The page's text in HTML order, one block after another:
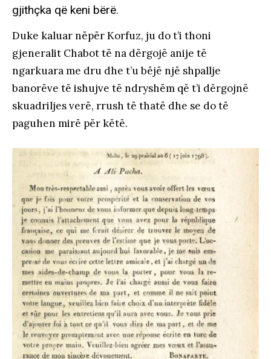
gjithçka që keni bërë.
Duke kaluar nëpër Korfuz, ju do t’i thoni
gjeneralit Chabot të na dërgojë anije të
ngarkuara me dru dhe t’u bëjë një shpallje
banorëve të ishujve të ndryshëm që t’i dërgojnë
skuadriljes verë, rrush të thatë dhe se do të
paguhen mirë për këtë.